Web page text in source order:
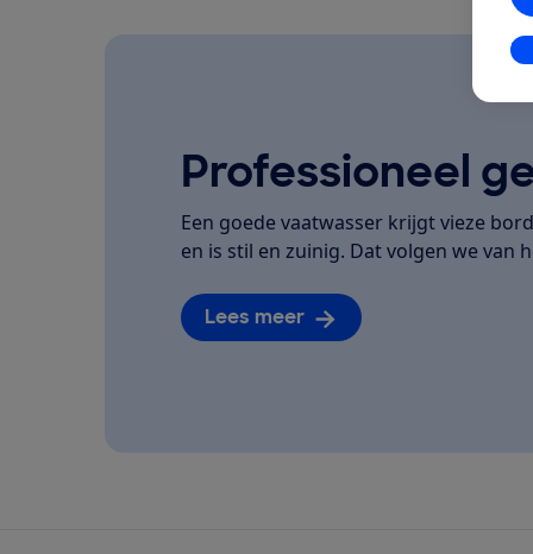
Professioneel
Een goede vaatwasser krijgt vieze
en is stil en zuinig. Dat volgen we van
Lees meer